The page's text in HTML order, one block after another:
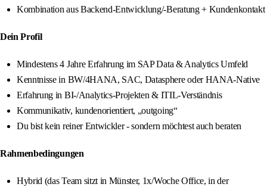
Kombination aus Backend-Entwicklung/-Beratung + Kundenkontakt
Dein Profil
Mindestens 4 Jahre Erfahrung im SAP Data & Analytics Umfeld
Kenntnisse in BW/4HANA, SAC, Datasphere oder HANA-Native
Erfahrung in BI-/Analytics-Projekten & ITIL-Verständnis
Kommunikativ, kundenorientiert, „outgoing“
Du bist kein reiner Entwickler - sondern möchtest auch beraten
Rahmenbedingungen
Hybrid (das Team sitzt in Münster, 1x/Woche Office, in der